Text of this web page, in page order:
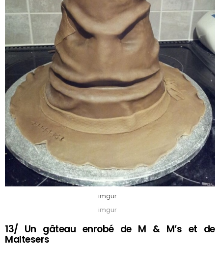
imgur
imgur
13/ Un gâteau enrobé de M & M’s et de
Maltesers